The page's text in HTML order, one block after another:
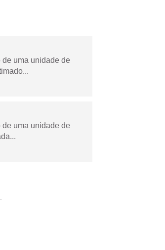
de uma unidade de
de uma unidade de